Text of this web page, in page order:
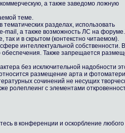
а также заведомо ложную
теме.
разделах, использовать
mail, а также возможность ЛС на
так и в скрытом (контекстно читаемом).
интеллектуальной собственности. В
обеспечения. Также запрещается
без исключительной надобности
размещение арта и
сочинений не несущих
ролеплеинг с элементами
в конференции и оскорбление любого